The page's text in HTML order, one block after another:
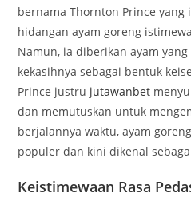
bernama Thornton Prince yang
hidangan ayam goreng
Namun, ia diberikan ayam
kekasihnya sebagai bentuk
Prince justru jutawanbet
dan memutuskan untuk
berjalannya waktu, ayam
populer dan kini dikenal
Keistimewaan Rasa